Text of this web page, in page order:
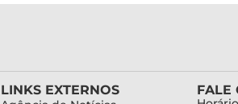
LINKS EXTERNOS FALE